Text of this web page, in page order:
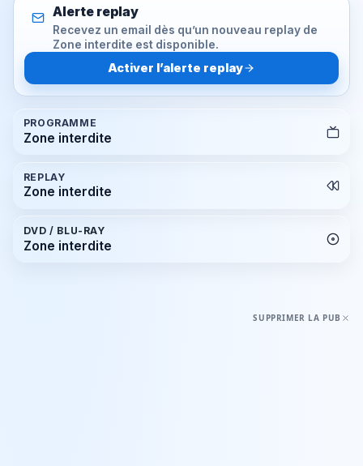
Alerte replay
Recevez un email dès qu’un nouveau replay de
Zone interdite est disponible.
Activer l’alerte replay
PROGRAMME
Zone interdite
REPLAY
Zone interdite
DVD / BLU-RAY
Zone interdite
SUPPRIMER LA PUB